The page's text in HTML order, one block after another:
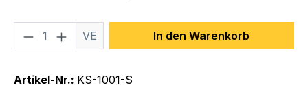
Produkt Anzahl: Gib den
VE In den Warenkorb
Artikel-Nr.: KS-1001-S